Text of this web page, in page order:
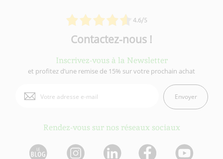
4.6/5
Contactez-nous !
Inscrivez-vous à la Newsletter
et profitez d’une remise de 15% sur votre prochain achat
Envoyer
Rendez-vous sur nos réseaux sociaux